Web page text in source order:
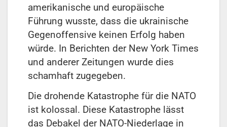
amerikanische und europäische
Führung wusste, dass die ukrainische
Gegenoffensive keinen Erfolg haben
würde. In Berichten der New York Times
und anderer Zeitungen wurde dies
schamhaft zugegeben.
Die drohende Katastrophe für die NATO
ist kolossal. Diese Katastrophe lässt
das Debakel der NATO-Niederlage in